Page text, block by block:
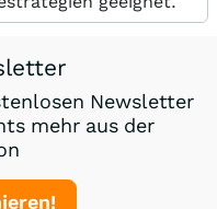
Newsletter
mehr aus der